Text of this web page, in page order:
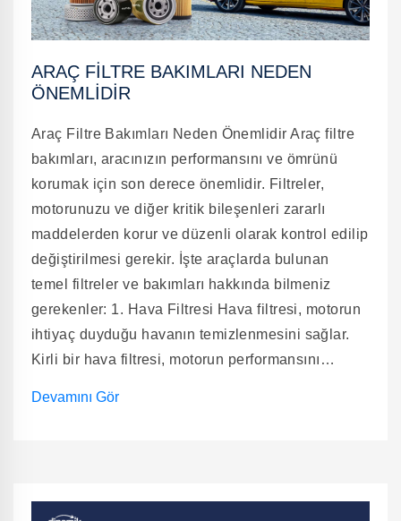
performansını korumanın yanı sıra, uzun vadede
olası büyük maliyetleri önleyebilir. Güvenli ve
konforlu bir sürüş deneyimi için fren bakımlarını
ihmal etmemek önemlidir.
ARAÇ FILTRE BAKIMLARI NEDEN
ÖNEMLIDIR
Araç Filtre Bakımları Neden Önemlidir Araç filtre
bakımları, aracınızın performansını ve ömrünü
korumak için son derece önemlidir. Filtreler,
motorunuzu ve diğer kritik bileşenleri zararlı
maddelerden korur ve düzenli olarak kontrol edilip
değiştirilmesi gerekir. İşte araçlarda bulunan
temel filtreler ve bakımları hakkında bilmeniz
gerekenler: 1. Hava Filtresi Hava filtresi, motorun
ihtiyaç duyduğu havanın temizlenmesini sağlar.
Kirli bir hava filtresi, motorun performansını
Devamını Gör